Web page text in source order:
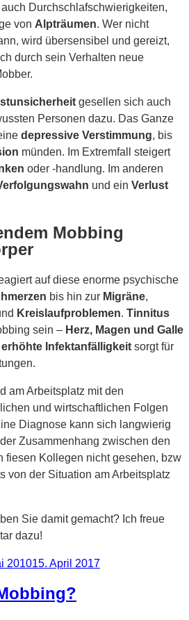
Durchschlafschwierigkeiten,
von Alpträumen. Wer nicht
wird übersensibel und gereizt,
durch sein Verhalten neue
gesellen sich auch
Personen dazu. Das Ganze
depressive Verstimmung, bis
münden. Im Extremfall steigert
oder -handlung. Im anderen
und ein Verlust
Mobbing
auf diese enorme psychische
bis hin zur Migräne,
Kreislaufproblemen. Tinnitus
sein – Herz, Magen und Galle
erhöhte Infektanfälligkeit sorgt für
am Arbeitsplatz mit den
und wirtschaftlichen Folgen
Diagnose kann sich langwierig
Zusammenhang zwischen den
fiesen Kollegen nicht gesehen, bzw
von der Situation am Arbeitsplatz
Sie damit gemacht? Ich freue
dazu!
201015. April 2017